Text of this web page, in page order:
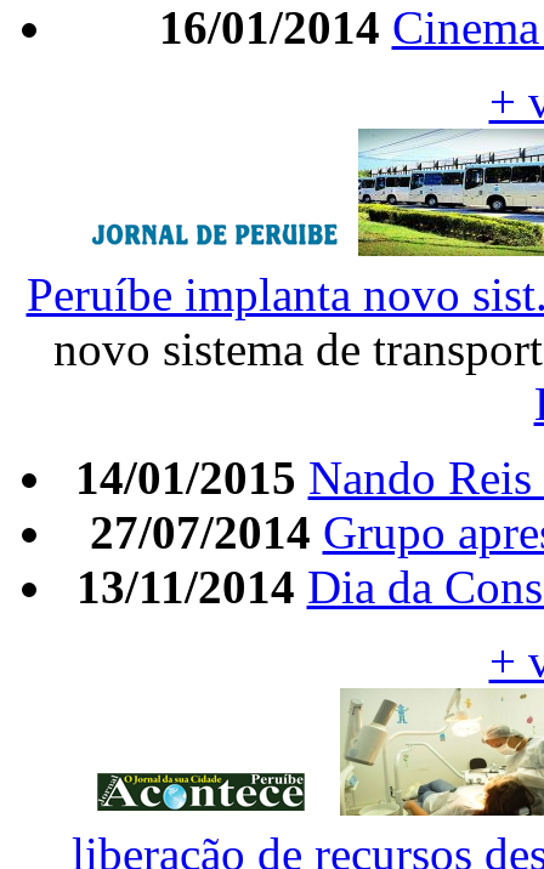
16/01/2014
+
Peruíbe implanta novo
novo sistema de
14/01/2015 Nando
27/07/2014 Grupo
13/11/2014 Dia da
+
liberação de recursos